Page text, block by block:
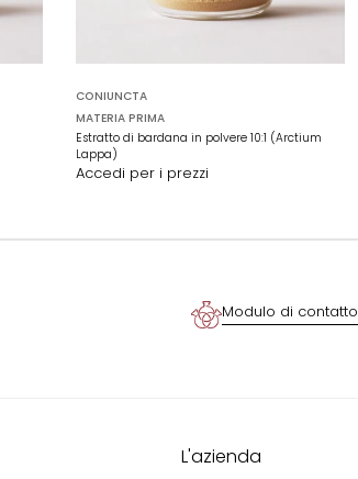
CONIUNCTA
MATERIA PRIMA
Estratto di bardana in polvere 10:1 (Arctium
Lappa)
Accedi per i prezzi
Modulo di contatto
L'azienda